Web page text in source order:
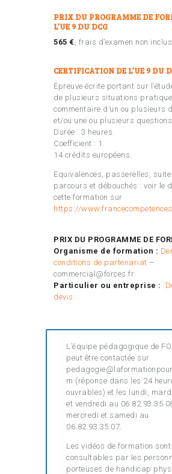
PRIX DU PROGRAMME DE
L’UE 9 DU DCG
565 €, frais d’examen non inclus
CERTIFICATION DE L’UE 9 DU
Epreuve écrite portant sur
de plusieurs situations
commentaire d’un ou plusieurs
et/ou une ou plusieurs
Durée : 3 heures.
Coefficient : 1.
14 crédits européens.
Equivalences, passerelles, suite
parcours et débouchés : voir le
cette formation sur
https://
PRIX DU PROGRAMME DE
Organisme de formation :
conditions de partenariat –
commercial@forces.fr
Particulier ou entreprise :
devis
L’équipe pédagogique de
peut être contactée sur
m (réponse dans les 24
ouvrables) et les lundi,
et vendredi au
mercredi et samedi au
06.82.93.35.07.
Les vidéos de formation sont
consultables par les
porteuses de handicap